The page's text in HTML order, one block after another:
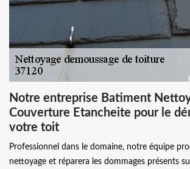
Notre entreprise Batiment
Couverture Etancheite pour le
votre toit
Professionnel dans le domaine, notre équipe
nettoyage et réparera les dommages présents